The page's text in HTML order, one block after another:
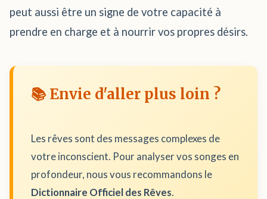
peut aussi être un signe de votre capacité à
prendre en charge et à nourrir vos propres désirs.
📚 Envie d'aller plus loin ?
Les rêves sont des messages complexes de
votre inconscient. Pour analyser vos songes en
profondeur, nous vous recommandons le
Dictionnaire Officiel des Rêves.